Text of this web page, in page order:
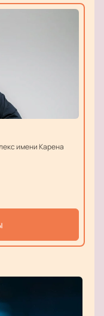
имени Карена